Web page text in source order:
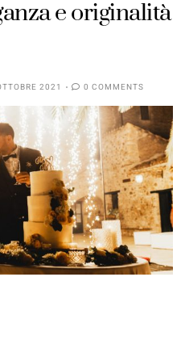
e originalità
2021 0 COMMENTS